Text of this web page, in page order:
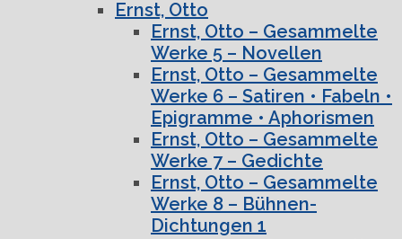
Ernst, Otto
Ernst, Otto – Gesammelte
Werke 5 – Novellen
Ernst, Otto – Gesammelte
Werke 6 – Satiren • Fabeln •
Epigramme • Aphorismen
Ernst, Otto – Gesammelte
Werke 7 – Gedichte
Ernst, Otto – Gesammelte
Werke 8 – Bühnen-
Dichtungen 1